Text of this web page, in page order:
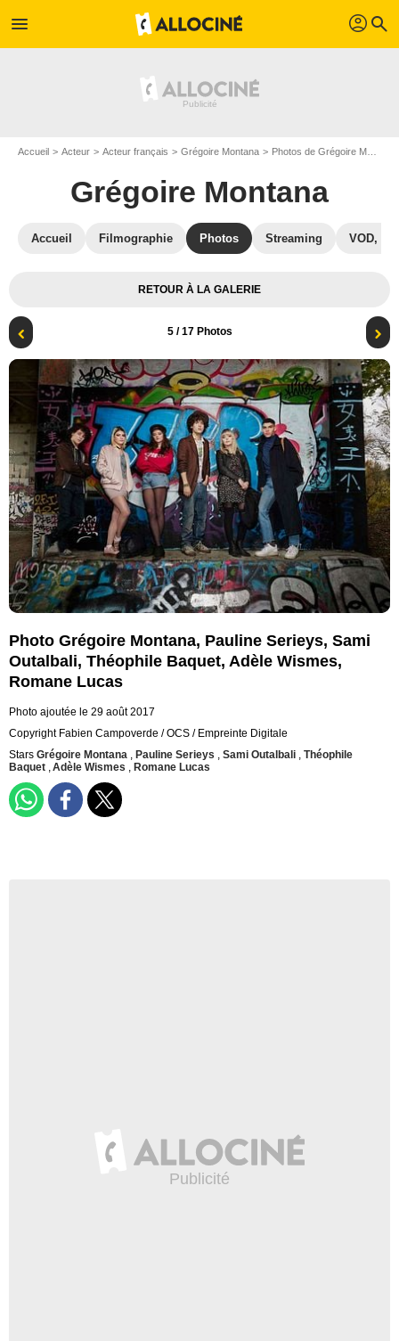
menu profil search
Accueil Acteur Acteur français Grégoire Montana Photos de Grégoire Montana
Grégoire Montana
Accueil Filmographie Photos Streaming VOD,
RETOUR À LA GALERIE
5/ 17 Photos
Photo Grégoire Montana, Pauline Serieys, Sami
Outalbali, Théophile Baquet, Adèle Wismes,
Romane Lucas
Photo ajoutée le 29 août 2017
Copyright Fabien Campoverde / OCS / Empreinte Digitale
Stars Grégoire Montana , Pauline Serieys , Sami Outalbali , Théophile
Baquet ,Adèle Wismes , Romane Lucas